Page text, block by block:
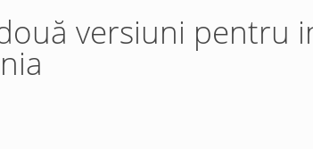
versiuni pentru